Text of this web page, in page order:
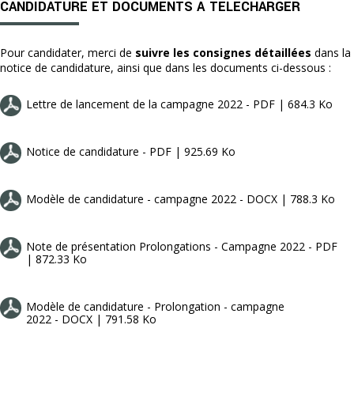
CANDIDATURE ET DOCUMENTS À TÉLÉCHARGER
Pour candidater, merci de suivre les consignes détaillées dans la
notice de candidature, ainsi que dans les documents ci-dessous :
Lettre de lancement de la campagne 2022 - PDF | 684.3 Ko
Notice de candidature - PDF | 925.69 Ko
Modèle de candidature - campagne 2022 - DOCX | 788.3 Ko
Note de présentation Prolongations - Campagne 2022 - PDF
| 872.33 Ko
Modèle de candidature - Prolongation - campagne
2022 - DOCX | 791.58 Ko